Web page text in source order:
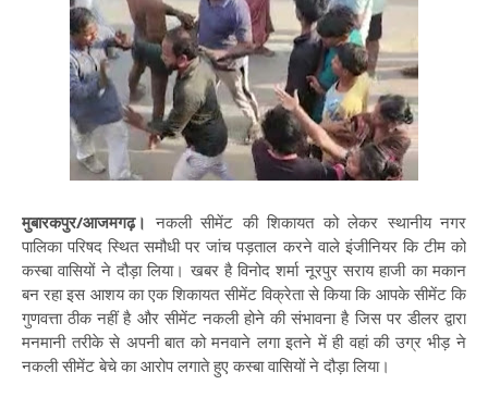
मुबारकपुर/आजमगढ़। नकली सीमेंट की शिकायत को लेकर स्थानीय नगर
पालिका परिषद स्थित समौधी पर जांच पड़ताल करने वाले इंजीनियर कि टीम को
कस्बा वासियों ने दौड़ा लिया। खबर है विनोद शर्मा नूरपुर सराय हाजी का मकान
बन रहा इस आशय का एक शिकायत सीमेंट विक्रेता से किया कि आपके सीमेंट कि
गुणवत्ता ठीक नहीं है और सीमेंट नकली होने की संभावना है जिस पर डीलर द्वारा
मनमानी तरीके से अपनी बात को मनवाने लगा इतने में ही वहां की उग्र भीड़ ने
नकली सीमेंट बेचे का आरोप लगाते हुए कस्बा वासियों ने दौड़ा लिया।